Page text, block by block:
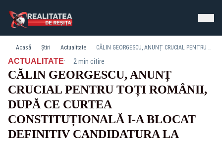
Acasă Știri Actualitate CĂLIN GEORGESCU, ANUNȚ CRUCIAL PENTRU TOȚI ROMÂNII, DUPĂ CE CURTEA CONSTITUȚIONALĂ I-A BLOCAT DEFINITIV CANDIDATURA LA PREZIDENȚIALE
ACTUALITATE· 2 min citire
CĂLIN GEORGESCU, ANUNȚ
CRUCIAL PENTRU TOȚI ROMÂNII,
DUPĂ CE CURTEA
CONSTITUȚIONALĂ I-A BLOCAT
DEFINITIV CANDIDATURA LA